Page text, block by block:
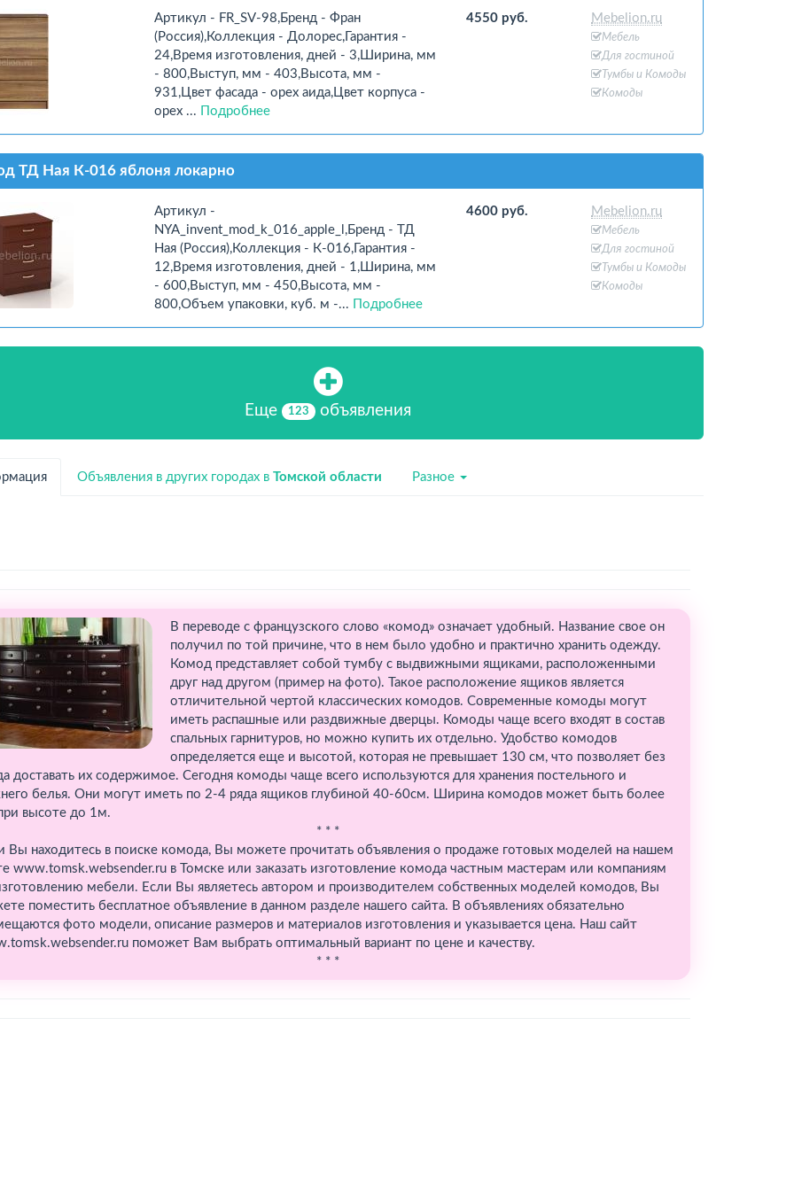
Артикул - FR_SV-98,Бренд - Фран
(Россия),Коллекция - Долорес,Гарантия -
24,Время изготовления, дней - 3,Ширина, мм
- 800,Выступ, мм - 403,Высота, мм -
931,Цвет фасада - орех аида,Цвет корпуса -
орех ...
Подробнее
4550 руб. Mebelion.ru
Мебель
Для гостиной
Тумбы и Комоды
Комоды
ТД Ная К-016 яблоня локарно
Артикул -
NYA_invent_mod_k_016_apple_l,Бренд - ТД
Ная (Россия),Коллекция - К-016,Гарантия -
12,Время изготовления, дней - 1,Ширина, мм
- 600,Выступ, мм - 450,Высота, мм -
800,Объем упаковки, куб. м -...
Подробнее
4600 руб. Mebelion.ru
Мебель
Для гостиной
Тумбы и Комоды
Комоды
Еще 123 объявления
Объявления в других городах в Томской области Разное
В переводе с французского слово «комод» означает удобный. Название свое он
получил по той причине, что в нем было удобно и практично хранить одежду.
Комод представляет собой тумбу с выдвижными ящиками, расположенными
друг над другом (пример на фото). Такое расположение ящиков является
отличительной чертой классических комодов. Современные комоды могут
иметь распашные или раздвижные дверцы. Комоды чаще всего входят в состав
спальных гарнитуров, но можно купить их отдельно. Удобство комодов
определяется еще и высотой, которая не превышает 130 см, что позволяет без
доставать их содержимое. Сегодня комоды чаще всего используются для хранения постельного и
белья. Они могут иметь по 2-4 ряда ящиков глубиной 40-60см. Ширина комодов может быть более
высоте до 1м.
* * *
Вы находитесь в поиске комода, Вы можете прочитать объявления о продаже готовых моделей на нашем
www.tomsk.websender.ru в Томске или заказать изготовление комода частным мастерам или компаниям
мебели. Если Вы являетесь автором и производителем собственных моделей комодов, Вы
поместить бесплатное объявление в данном разделе нашего сайта. В объявлениях обязательно
фото модели, описание размеров и материалов изготовления и указывается цена. Наш сайт
поможет Вам выбрать оптимальный вариант по цене и качеству.
* * *